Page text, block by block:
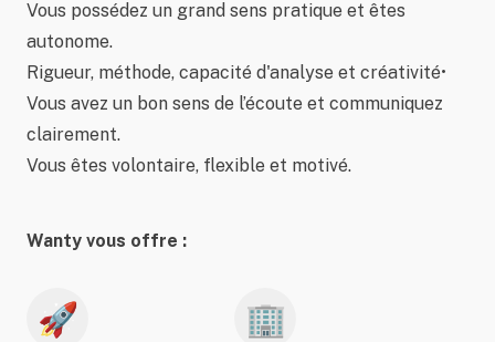
Vous possédez un grand sens pratique et êtes
autonome.
Rigueur, méthode, capacité d'analyse et créativité•
Vous avez un bon sens de l’écoute et communiquez
clairement.
Vous êtes volontaire, flexible et motivé.
Wanty vous offre :
🚀 🏢